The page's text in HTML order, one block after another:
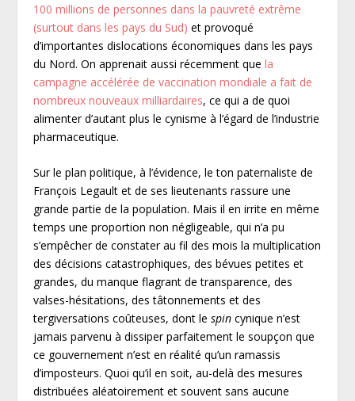
100 millions de personnes dans la pauvreté extrême
(surtout dans les pays du Sud) et provoqué
d’importantes dislocations économiques dans les pays
du Nord. On apprenait aussi récemment quela
campagne accélérée de vaccination mondiale a fait de
nombreux nouveaux milliardaires, ce qui a de quoi
alimenter d’autant plus le cynisme à l’égard de l’industrie
pharmaceutique.
Sur le plan politique, à l’évidence, le ton paternaliste de
François Legault et de ses lieutenants rassure une
grande partie de la population. Mais il en irrite en même
temps une proportion non négligeable, qui n’a pu
s’empêcher de constater au fil des mois la multiplication
des décisions catastrophiques, des bévues petites et
grandes, du manque flagrant de transparence, des
valses-hésitations, des tâtonnements et des
tergiversations coûteuses, dont lespin cynique n’est
jamais parvenu à dissiper parfaitement le soupçon que
ce gouvernement n’est en réalité qu’un ramassis
d’imposteurs. Quoi qu’il en soit, au-delà des mesures
distribuées aléatoirement et souvent sans aucune